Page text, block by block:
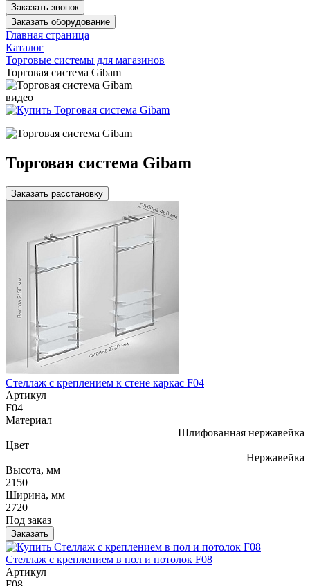
Заказать звонок
Заказать оборудование
Главная страница
Каталог
Торговые системы для магазинов
Торговая система Gibam
видео
Торговая система Gibam
Заказать расстановку
Стеллаж с креплением к стене каркас F04
Артикул
F04
Материал
Шлифованная нержавейка
Цвет
Нержавейка
Высота, мм
2150
Ширина, мм
2720
Под заказ
Заказать
Стеллаж с креплением в пол и потолок F08
Артикул